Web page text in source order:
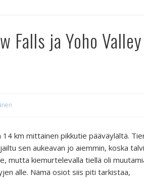
Falls ja Yoho Valley
14 km mittainen pikkutie pääväylältä.
sen aukeavan jo aiemmin, koska talvi
mutta kiemurtelevalla tiellä oli
alle. Nämä osiot siis piti tarkistaa,